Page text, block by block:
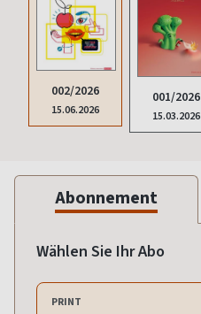
002/2026
15.06.2026
001/2026
15.03.2026
Abonnement
Wählen Sie Ihr Abo
PRINT